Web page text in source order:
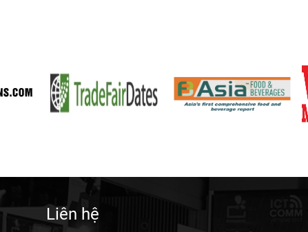
Liên hệ